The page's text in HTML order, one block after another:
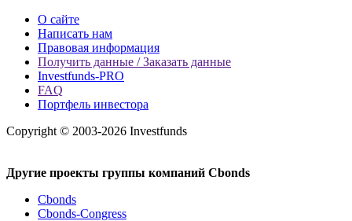
О сайте
Написать нам
Правовая информация
Получить данные / Заказать данные
Investfunds-PRO
FAQ
Портфель инвестора
Copyright © 2003-2026 Investfunds
Другие проекты группы компаний Cbonds
Cbonds
Cbonds-Congress